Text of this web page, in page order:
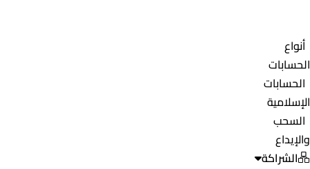
أنواع
الحسابات
الحسابات
الإسلامية
السحب
والإيداع
الشراكة